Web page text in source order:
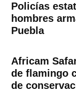
Policías
hombres
Puebla
Africam
de flamingo
de